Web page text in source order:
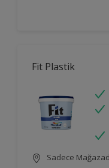
Fit Plastik
Sadece